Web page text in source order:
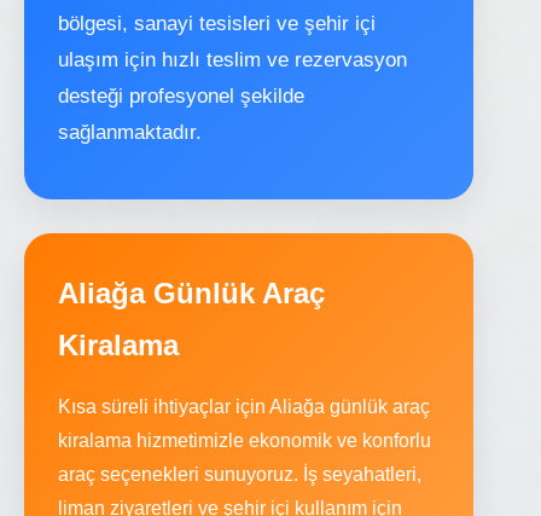
bölgesi, sanayi tesisleri ve şehir içi
ulaşım için hızlı teslim ve rezervasyon
desteği profesyonel şekilde
sağlanmaktadır.
Aliağa Günlük Araç
Kiralama
Kısa süreli ihtiyaçlar için Aliağa günlük araç
kiralama hizmetimizle ekonomik ve konforlu
araç seçenekleri sunuyoruz. İş seyahatleri,
liman ziyaretleri ve şehir içi kullanım için